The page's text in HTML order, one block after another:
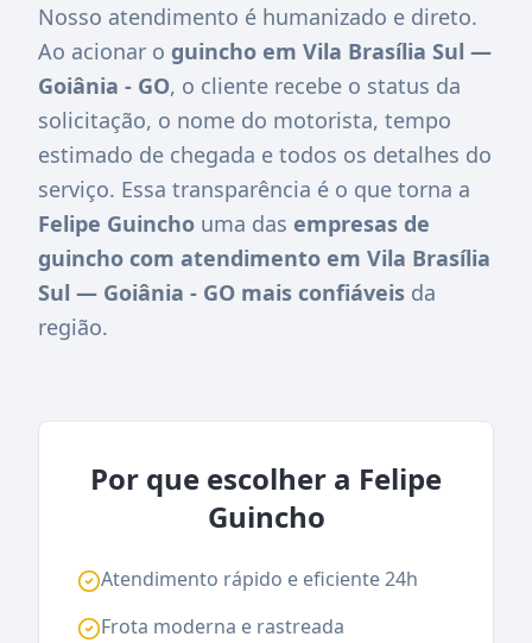
Nosso atendimento é humanizado e direto.
Ao acionar o guincho em Vila Brasília Sul —
Goiânia - GO, o cliente recebe o status da
solicitação, o nome do motorista, tempo
estimado de chegada e todos os detalhes do
serviço. Essa transparência é o que torna a
Felipe Guincho uma das empresas de
guincho com atendimento em Vila Brasília
Sul — Goiânia - GO mais confiáveis da
região.
Por que escolher a Felipe
Guincho
Atendimento rápido e eficiente 24h
Frota moderna e rastreada